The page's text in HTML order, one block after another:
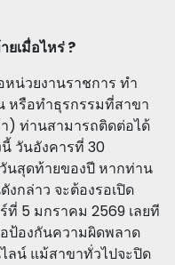
เมื่อไหร่ ?
น่วยงานราชการ ทำ
หรือทำธุรกรรมที่สาขา
) ท่านสามารถติดต่อได้
วันอังคารที่ 30
นสุดท้ายของปี หากท่าน
กล่าว จะต้องรอเปิด
5 มกราคม 2569 เลยที
ป้องกันความผิดพลาด
ลน์ แม้สาขาทั่วไปจะปิด